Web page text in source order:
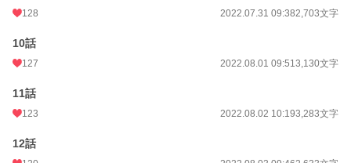
128 2022.07.31 09:382,703文字
10話
127 2022.08.01 09:513,130文字
11話
123 2022.08.02 10:193,283文字
12話